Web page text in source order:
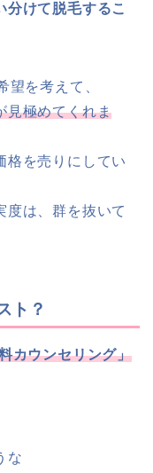
分けて脱毛するこ
望を考えて、
見極めてくれま
格を売りにしてい
度は、群を抜いて
ト？
カウンセリング」
な